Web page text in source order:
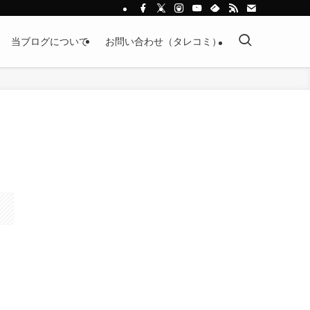
当ブログについて お問い合わせ（タレコミ）